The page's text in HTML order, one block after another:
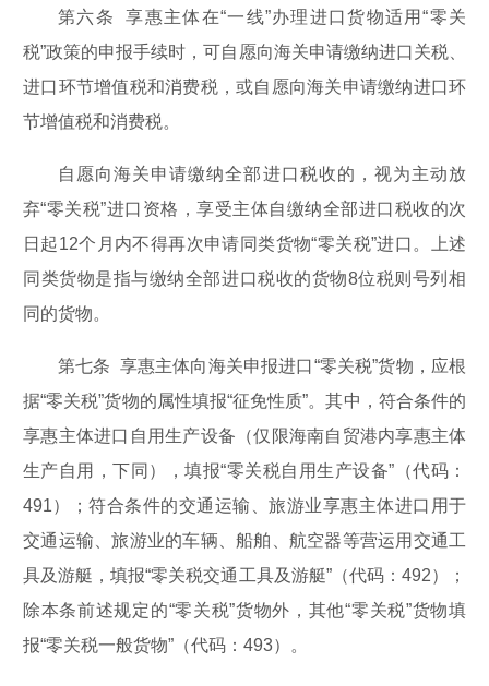
第六条 享惠主体在“一线”办理进口货物适用“零关
税”政策的申报手续时，可自愿向海关申请缴纳进口关税、
进口环节增值税和消费税，或自愿向海关申请缴纳进口环
节增值税和消费税。
自愿向海关申请缴纳全部进口税收的，视为主动放
弃“零关税”进口资格，享受主体自缴纳全部进口税收的次
日起12个月内不得再次申请同类货物“零关税”进口。上述
同类货物是指与缴纳全部进口税收的货物8位税则号列相
同的货物。
第七条 享惠主体向海关申报进口“零关税”货物，应根
据“零关税”货物的属性填报“征免性质”。其中，符合条件的
享惠主体进口自用生产设备（仅限海南自贸港内享惠主体
生产自用，下同），填报“零关税自用生产设备”（代码：
491）；符合条件的交通运输、旅游业享惠主体进口用于
交通运输、旅游业的车辆、船舶、航空器等营运用交通工
具及游艇，填报“零关税交通工具及游艇”（代码：492）；
除本条前述规定的“零关税”货物外，其他“零关税”货物填
报“零关税一般货物”（代码：493）。